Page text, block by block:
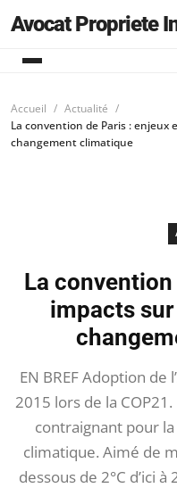
Avocat Propriete
Accueil
Actualité
La convention de Paris :
changement climatique
La
impacts
EN BREF Adoption de
2015 lors de la
contraignant pour
climatique. Aimé de
dessous de 2°C d’ici